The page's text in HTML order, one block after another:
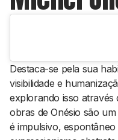
Destaca-se pela sua
visibilidade e
explorando isso através
obras de Onésio são
é impulsivo,